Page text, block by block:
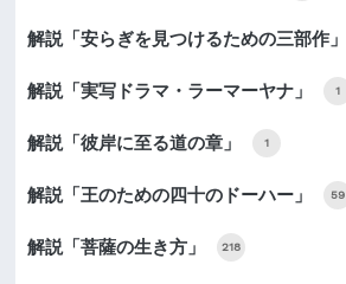
解説「安らぎを見つけるための三部作」
解説「実写ドラマ・ラーマーヤナ」 1
解説「彼岸に至る道の章」 1
解説「王のための四十のドーハー」 59
解説「菩薩の生き方」 218